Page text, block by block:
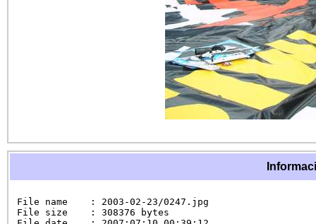
File name    : 2003-02-23/0247.jpg
File size    : 308376 bytes